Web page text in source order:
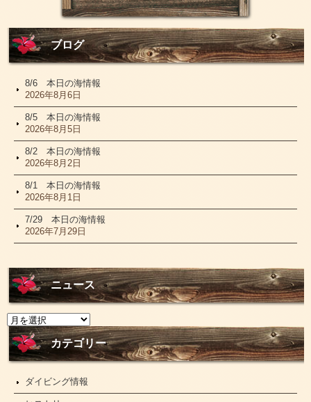
ブログ
8/6 本日の海情報
2026年8月6日
8/5 本日の海情報
2026年8月5日
8/2 本日の海情報
2026年8月2日
8/1 本日の海情報
2026年8月1日
7/29 本日の海情報
2026年7月29日
ニュース
ニ
ュ
ー
カテゴリー
ダイビング情報